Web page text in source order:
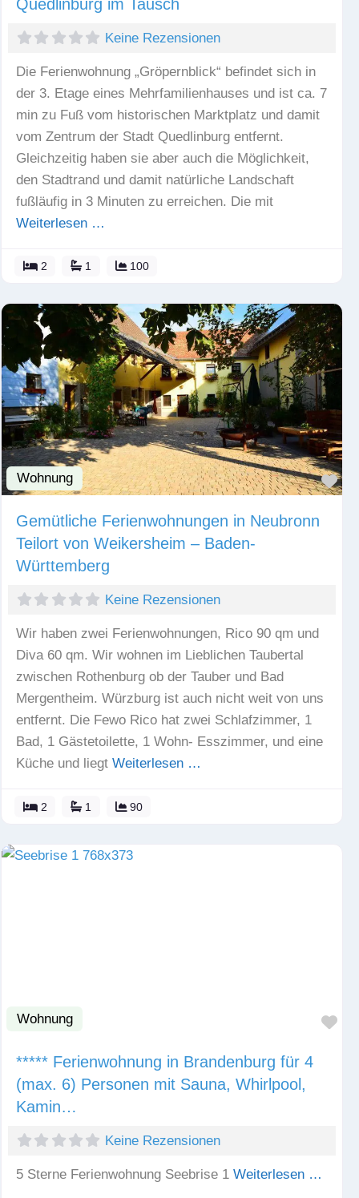
Quedlinburg im Tausch
Keine Rezensionen
Die Ferienwohnung „Gröpernblick“ befindet sich in
der 3. Etage eines Mehrfamilienhauses und ist ca. 7
min zu Fuß vom historischen Marktplatz und damit
vom Zentrum der Stadt Quedlinburg entfernt.
Gleichzeitig haben sie aber auch die Möglichkeit,
den Stadtrand und damit natürliche Landschaft
fußläufig in 3 Minuten zu erreichen. Die mit
Weiterlesen …
2 1 100
Wohnung
Gemütliche Ferienwohnungen in Neubronn
Teilort von Weikersheim – Baden-
Württemberg
Keine Rezensionen
Wir haben zwei Ferienwohnungen, Rico 90 qm und
Diva 60 qm. Wir wohnen im Lieblichen Taubertal
zwischen Rothenburg ob der Tauber und Bad
Mergentheim. Würzburg ist auch nicht weit von uns
entfernt. Die Fewo Rico hat zwei Schlafzimmer, 1
Bad, 1 Gästetoilette, 1 Wohn- Esszimmer, und eine
Küche und liegt Weiterlesen …
2 1 90
Wohnung
***** Ferienwohnung in Brandenburg für 4
(max. 6) Personen mit Sauna, Whirlpool,
Kamin…
Keine Rezensionen
5 Sterne Ferienwohnung Seebrise 1 Weiterlesen …